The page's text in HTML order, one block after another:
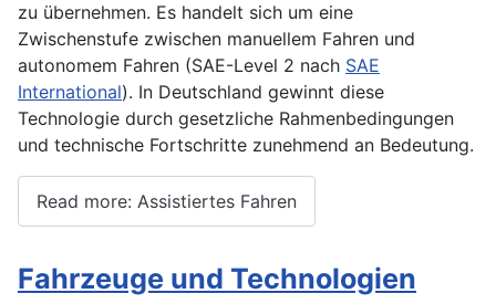
zu übernehmen. Es handelt sich um eine
Zwischenstufe zwischen manuellem Fahren und
autonomem Fahren (SAE-Level 2 nach SAE
International). In Deutschland gewinnt diese
Technologie durch gesetzliche Rahmenbedingungen
und technische Fortschritte zunehmend an Bedeutung.
Read more: Assistiertes Fahren
Fahrzeuge und Technologien